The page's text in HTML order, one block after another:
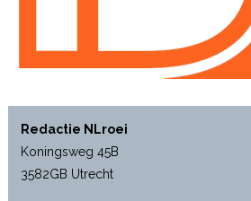
Redactie NLroei
Koningsweg 45B
3582GB Utrecht